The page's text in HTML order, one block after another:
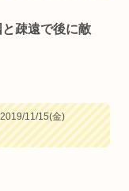
疎遠で後に敵
11/15(金)